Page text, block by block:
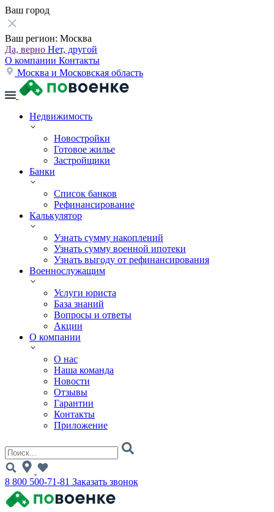
Ваш город
Ваш регион: Москва
Да, верно Нет, другой
О компании Контакты
Москва и Московская область
Недвижимость
Новостройки
Готовое жилье
Застройщики
Банки
Список банков
Рефинансирование
Калькулятор
Узнать сумму накоплений
Узнать сумму военной ипотеки
Узнать выгоду от рефинансирования
Военнослужащим
Услуги юриста
База знаний
Вопросы и ответы
Акции
О компании
О нас
Наша команда
Новости
Отзывы
Гарантии
Контакты
Приложение
8 800 500-71-81 Заказать звонок